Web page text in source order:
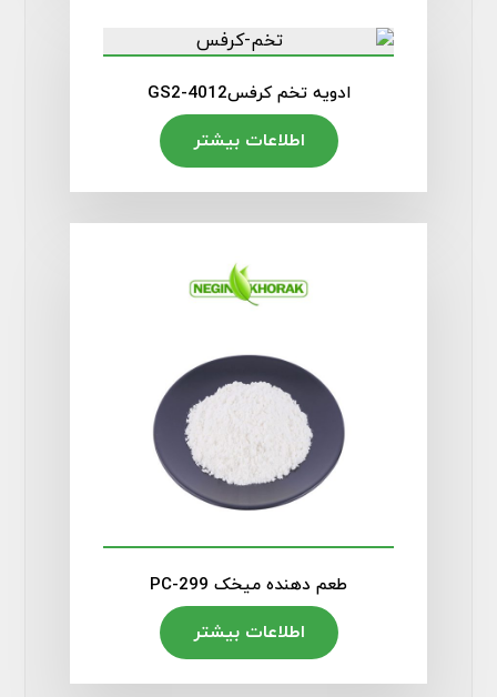
ادویه تخم کرفسGS2-4012
اطلاعات بیشتر
طعم دهنده میخک PC-299
اطلاعات بیشتر